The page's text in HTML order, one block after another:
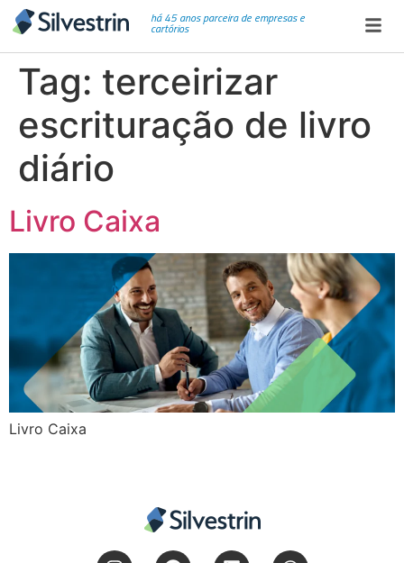
há 45 anos parceira de empresas e
cartórios
Tag: terceirizar
escrituração de livro
diário
Livro Caixa
Livro Caixa